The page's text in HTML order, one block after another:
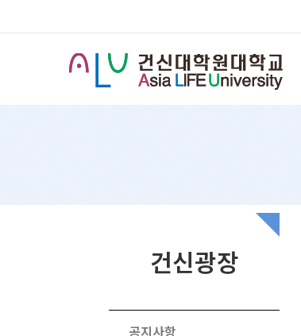
건신광장
공지사항